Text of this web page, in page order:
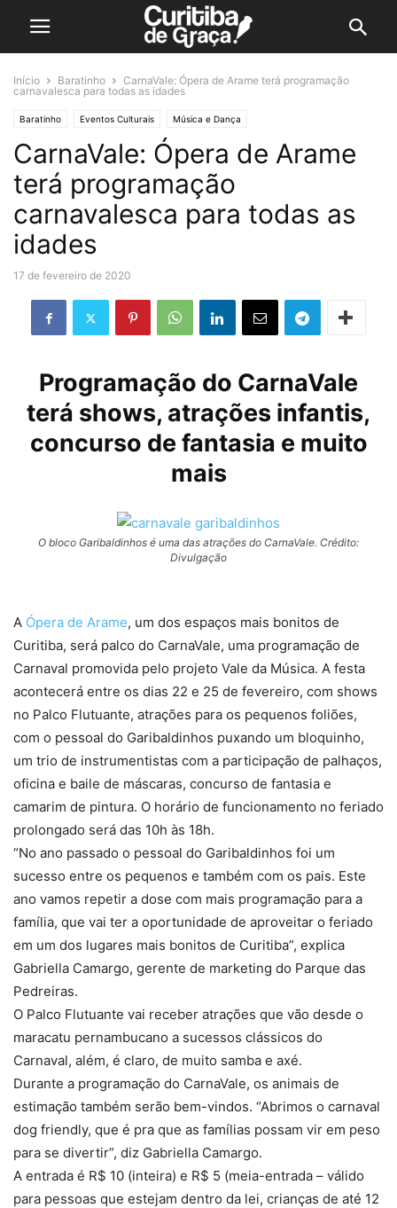
Início Baratinho
CarnaVale: Ópera de Arame terá programação
carnavalesca para todas as idades
Baratinho Eventos Culturais Música e Dança
CarnaVale: Ópera de Arame
terá programação
carnavalesca para todas as
idades
17 de fevereiro de 2020
Programação do CarnaVale
terá shows, atrações infantis,
concurso de fantasia e muito
mais
O bloco Garibaldinhos é uma das atrações do CarnaVale. Crédito:
Divulgação
A Ópera de Arame, um dos espaços mais bonitos de
Curitiba, será palco do CarnaVale, uma programação de
Carnaval promovida pelo projeto Vale da Música. A festa
acontecerá entre os dias 22 e 25 de fevereiro, com shows
no Palco Flutuante, atrações para os pequenos foliões,
com o pessoal do Garibaldinhos puxando um bloquinho,
um trio de instrumentistas com a participação de palhaços,
oficina e baile de máscaras, concurso de fantasia e
camarim de pintura. O horário de funcionamento no feriado
prolongado será das 10h às 18h.
“No ano passado o pessoal do Garibaldinhos foi um
sucesso entre os pequenos e também com os pais. Este
ano vamos repetir a dose com mais programação para a
família, que vai ter a oportunidade de aproveitar o feriado
em um dos lugares mais bonitos de Curitiba”, explica
Gabriella Camargo, gerente de marketing do Parque das
Pedreiras.
O Palco Flutuante vai receber atrações que vão desde o
maracatu pernambucano a sucessos clássicos do
Carnaval, além, é claro, de muito samba e axé.
Durante a programação do CarnaVale, os animais de
estimação também serão bem-vindos. “Abrimos o carnaval
dog friendly, que é pra que as famílias possam vir em peso
para se divertir”, diz Gabriella Camargo.
A entrada é R$ 10 (inteira) e R$ 5 (meia-entrada – válido
para pessoas que estejam dentro da lei, crianças de até 12